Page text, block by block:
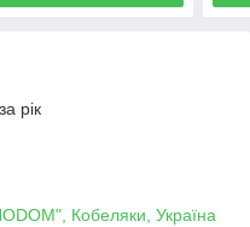
рік
Кобеляки, Україна